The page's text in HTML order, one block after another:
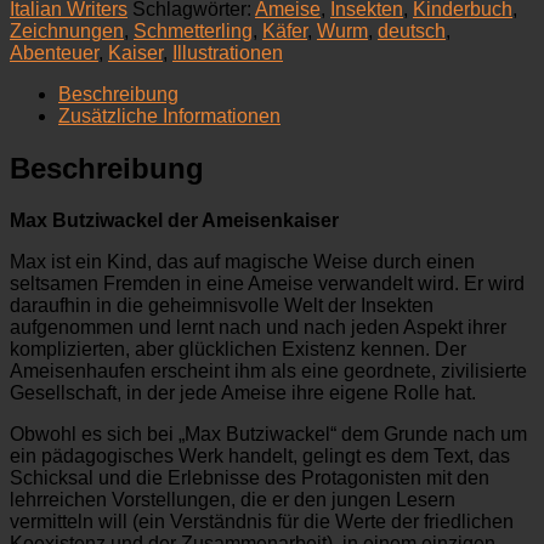
(illustr.)
Menge
Italian Writers Schlagwörter: Ameise, Insekten, Kinderbuch,
Zeichnungen, Schmetterling, Käfer, Wurm, deutsch,
Abenteuer, Kaiser,
Illustrationen
Beschreibung
Zusätzliche Informationen
Beschreibung
Max Butziwackel der Ameisenkaiser
Max ist ein Kind, das auf magische Weise durch einen
seltsamen Fremden in eine Ameise verwandelt wird. Er wird
daraufhin in die geheimnisvolle Welt der Insekten
aufgenommen und lernt nach und nach jeden Aspekt ihrer
komplizierten, aber glücklichen Existenz kennen. Der
Ameisenhaufen erscheint ihm als eine geordnete, zivilisierte
Gesellschaft, in der jede Ameise ihre eigene Rolle hat.
Obwohl es sich bei „Max Butziwackel“ dem Grunde nach um
ein pädagogisches Werk handelt, gelingt es dem Text, das
Schicksal und die Erlebnisse des Protagonisten mit den
lehrreichen Vorstellungen, die er den jungen Lesern
vermitteln will (ein Verständnis für die Werte der friedlichen